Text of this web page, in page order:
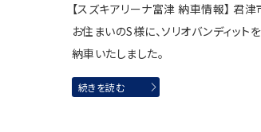
【スズキアリーナ富津 納車情報】 君津
お住まいのS様に、ソリオバンディット
納車いたしました。
続きを読む